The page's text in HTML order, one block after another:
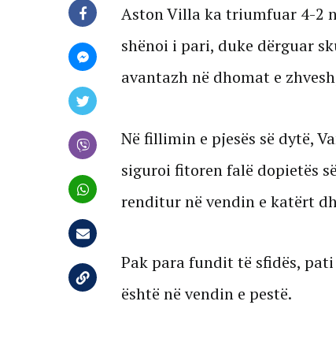
Aston Villa ka triumfuar 4-2
shënoi i pari, duke dërguar
avantazh në dhomat e
Në fillimin e pjesës së dytë,
siguroi fitoren falë dopietës
renditur në vendin e katërt
Pak para fundit të sfidës,
është në vendin e pestë.